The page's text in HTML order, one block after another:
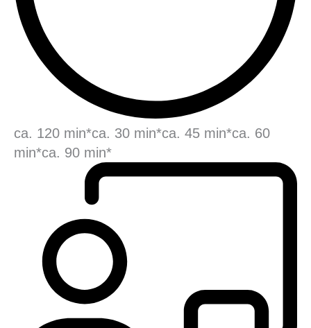
ca. 120 min*ca. 30 min*ca. 45 min*ca. 60
min*ca. 90 min*